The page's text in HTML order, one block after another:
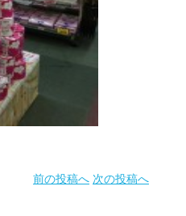
前の投稿へ 次の投稿へ